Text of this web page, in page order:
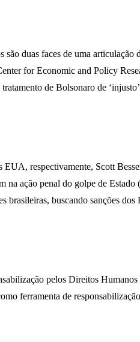
são duas faces de uma
for Economic and Policy
de Bolsonaro de
EUA, respectivamente, Scott
na ação penal do golpe de Estado
brasileiras, buscando sanções
pelos Direitos Humanos
ferramenta de